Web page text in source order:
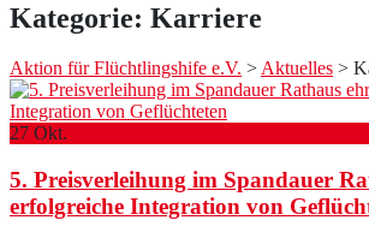
Kategorie: Karriere
Aktion für Flüchtlingshife e.V. >Aktuelles >
27 Okt.
5. Preisverleihung im Spandauer
erfolgreiche Integration von